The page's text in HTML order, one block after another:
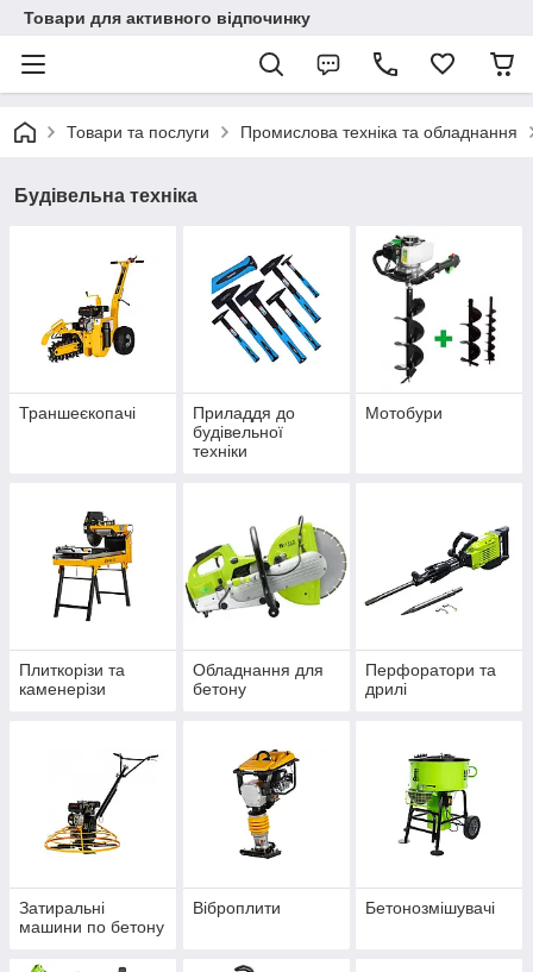
Товари для активного відпочинку
Товари та послуги Промислова техніка та обладнання
Будівельна техніка
Траншеєкопачі
Приладдя до
будівельної
техніки
Мотобури
Плиткорізи та
каменерізи
Обладнання для
бетону
Перфоратори та
дрилі
Затиральні
машини по бетону
Віброплити Бетонозмішувачі